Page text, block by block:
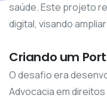
saúde. Este projeto
digital, visando
Criando um
O desafio era
Advocacia em